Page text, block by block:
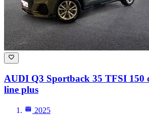
AUDI Q3 Sportback 35 TFSI 150
line plus
2025